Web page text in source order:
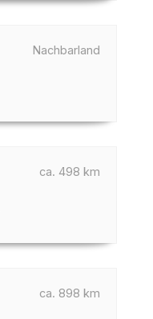
Nachbarland
ca. 498 km
ca. 898 km